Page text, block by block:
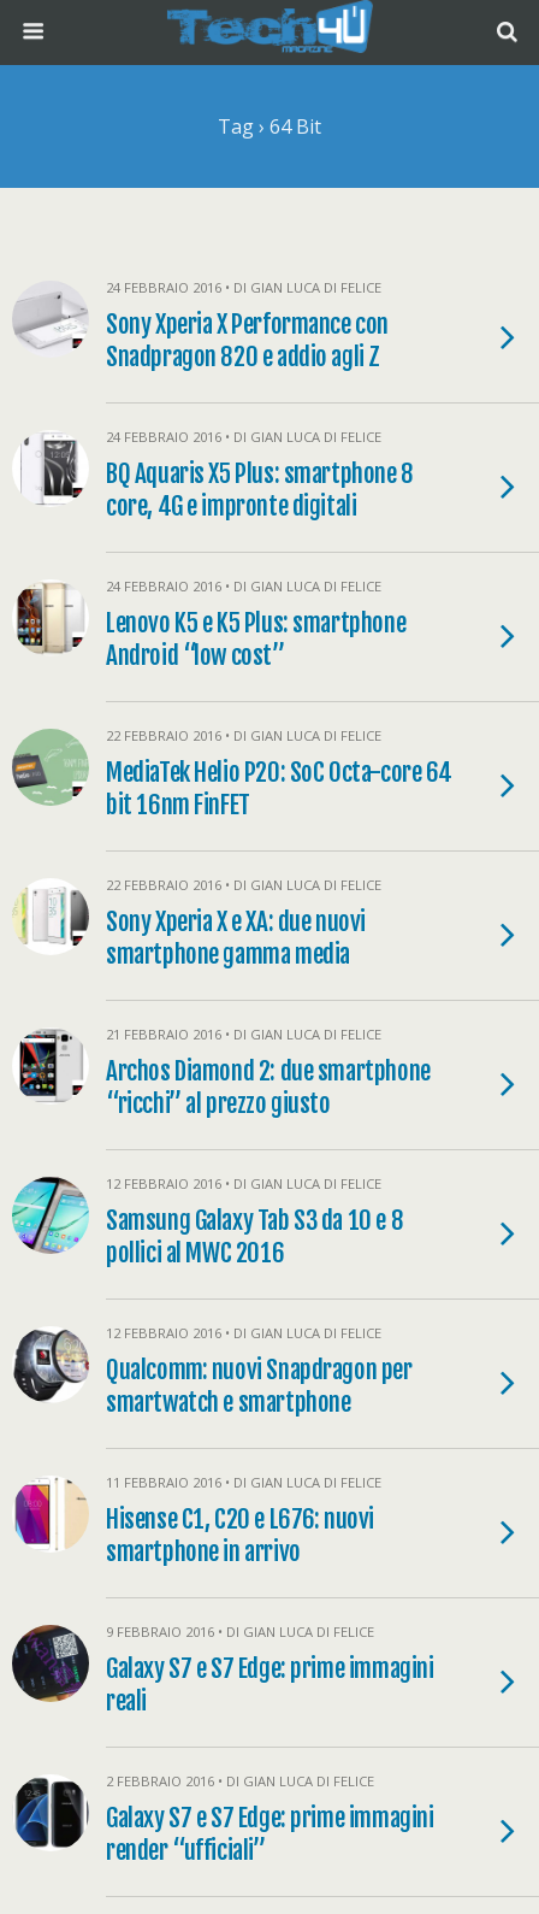
Tag › 64 Bit
24 FEBBRAIO 2016 • DI GIAN LUCA DI FELICE
Sony Xperia X Performance con
Snadpragon 820 e addio agli Z
24 FEBBRAIO 2016 • DI GIAN LUCA DI FELICE
BQ Aquaris X5 Plus: smartphone 8
core, 4G e impronte digitali
24 FEBBRAIO 2016 • DI GIAN LUCA DI FELICE
Lenovo K5 e K5 Plus: smartphone
Android “low cost”
22 FEBBRAIO 2016 • DI GIAN LUCA DI FELICE
MediaTek Helio P20: SoC Octa-core 64
bit 16nm FinFET
22 FEBBRAIO 2016 • DI GIAN LUCA DI FELICE
Sony Xperia X e XA: due nuovi
smartphone gamma media
21 FEBBRAIO 2016 • DI GIAN LUCA DI FELICE
Archos Diamond 2: due smartphone
“ricchi” al prezzo giusto
12 FEBBRAIO 2016 • DI GIAN LUCA DI FELICE
Samsung Galaxy Tab S3 da 10 e 8
pollici al MWC 2016
12 FEBBRAIO 2016 • DI GIAN LUCA DI FELICE
Qualcomm: nuovi Snapdragon per
smartwatch e smartphone
11 FEBBRAIO 2016 • DI GIAN LUCA DI FELICE
Hisense C1, C20 e L676: nuovi
smartphone in arrivo
9 FEBBRAIO 2016 • DI GIAN LUCA DI FELICE
Galaxy S7 e S7 Edge: prime immagini
reali
2 FEBBRAIO 2016 • DI GIAN LUCA DI FELICE
Galaxy S7 e S7 Edge: prime immagini
render “ufficiali”